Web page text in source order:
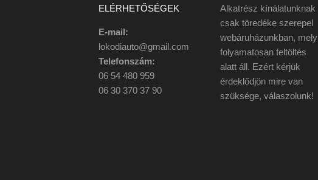
ELÉRHETŐSÉGEK
E-mail:
lokodiauto@gmail.com
Telefonszám:
06 54 480 959
06 30 370 37 90
Alkatrész kínálatunknak
csak töredéke szerepel
webáruházunkban, mely
folyamatosan feltöltés
alatt áll. Ezért kérjük
érdeklődjön mire van
szüksége, válaszolunk!